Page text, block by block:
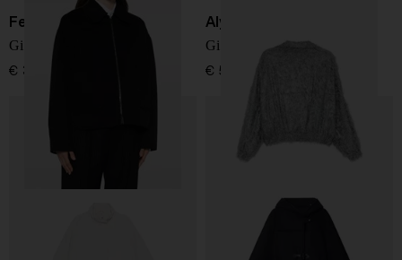
Fendi
Giacca blouson in lana FF
€ 3.200,00
Alysi
Giacca blouson con frange
€ 590,00